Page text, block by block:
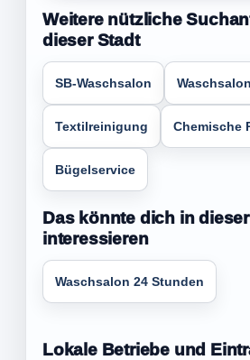
Weitere nützliche
dieser Stadt
SB-Waschsalon
Textilreinigung Chemische
Bügelservice
Das könnte dich in
interessieren
Waschsalon 24 Stunden
Lokale Betriebe und